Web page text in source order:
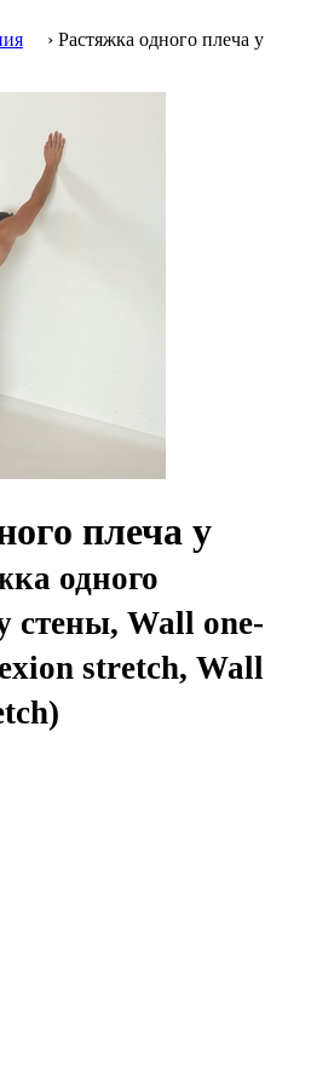
› Растяжка одного плеча у
плеча у
одного
стены, Wall one-
stretch, Wall